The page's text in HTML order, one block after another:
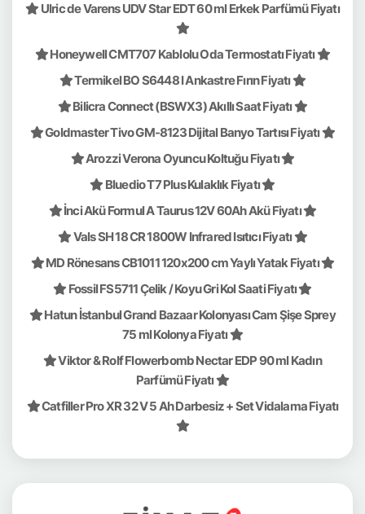
Ulric de Varens UDV Star EDT 60 ml Erkek Parfümü Fiyatı
Honeywell CMT707 Kablolu Oda Termostatı Fiyatı
Termikel BO S6448 I Ankastre Fırın Fiyatı
Bilicra Connect (BSWX3) Akıllı Saat Fiyatı
Goldmaster Tivo GM-8123 Dijital Banyo Tartısı Fiyatı
Arozzi Verona Oyuncu Koltuğu Fiyatı
Bluedio T7 Plus Kulaklık Fiyatı
İnci Akü Formul A Taurus 12V 60Ah Akü Fiyatı
Vals SH 18 CR 1800W Infrared Isıtıcı Fiyatı
MD Rönesans CB1011 120x200 cm Yaylı Yatak Fiyatı
Fossil FS5711 Çelik / Koyu Gri Kol Saati Fiyatı
Hatun İstanbul Grand Bazaar Kolonyası Cam Şişe Sprey
75 ml Kolonya Fiyatı
Viktor & Rolf Flowerbomb Nectar EDP 90 ml Kadın
Parfümü Fiyatı
Catfiller Pro XR 32 V 5 Ah Darbesiz + Set Vidalama Fiyatı